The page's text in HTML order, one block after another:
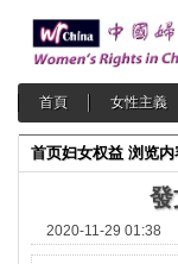
首頁 女性主義
首页妇女权益 浏览内
發
2020-11-29 01:38